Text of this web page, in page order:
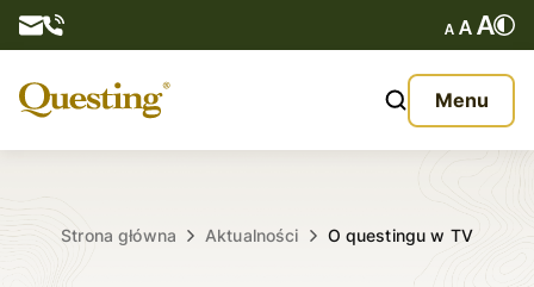
Menu
O nas
Strona główna Aktualności O questingu w TV